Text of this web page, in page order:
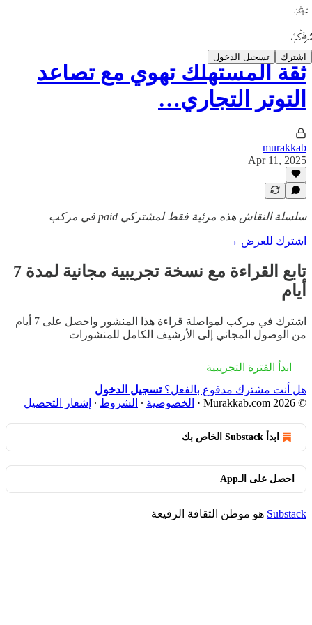
اشترك تسجيل الدخول
ثقة المستهلك تهوي مع تصاعد
التوتر التجاري…
murakkab
Apr 11, 2025
سلسلة النقاش هذه مرئية فقط لمشتركي paid في مركب
اشترك للعرض →
تابع القراءة مع نسخة تجريبية مجانية لمدة 7
أيام
اشترك في مركب
لمواصلة قراءة هذا المنشور واحصل على 7 أيام
من الوصول المجاني إلى الأرشيف الكامل للمنشورات
ابدأ الفترة التجريبية
هل أنت مشترك مدفوع بالفعل؟تسجيل الدخول
© 2026 Murakkab.com
· الخصوصية ∙ الشروط ∙ إشعار التحصيل
ابدأ Substack الخاص بك
احصل على الـApp
Substack هو موطن الثقافة الرفيعة